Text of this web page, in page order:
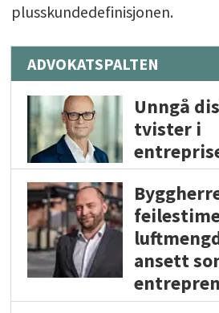
plusskundedefinisjonen.
ADVOKATSPALTEN
Unngå
tvister i
ansett